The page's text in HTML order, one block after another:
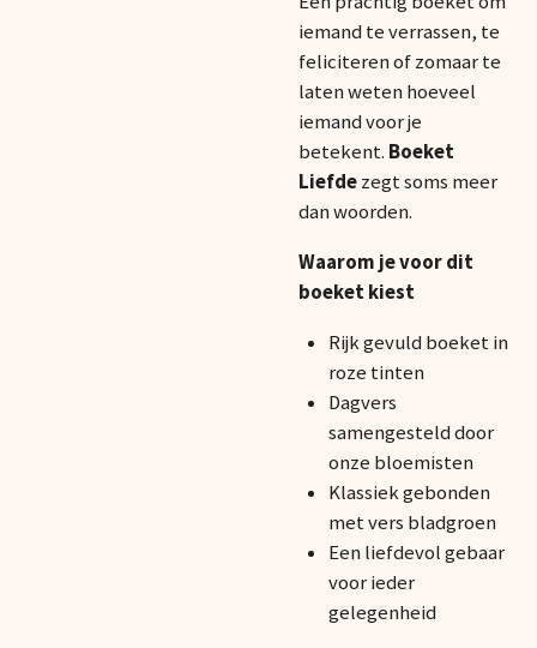
iemand te verrassen, te
feliciteren of zomaar te
laten weten hoeveel
iemand voor je
betekent. Boeket
Liefdezegt soms meer
dan woorden.
Waarom je voor dit
boeket kiest
Rijk gevuld boeket in
roze tinten
Dagvers
samengesteld door
onze bloemisten
Klassiek gebonden
met vers bladgroen
Een liefdevol gebaar
voor ieder
gelegenheid